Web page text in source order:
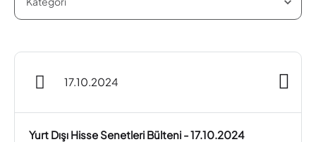
17.10.2024
Yurt Dışı Hisse Senetleri Bülteni - 17.10.2024